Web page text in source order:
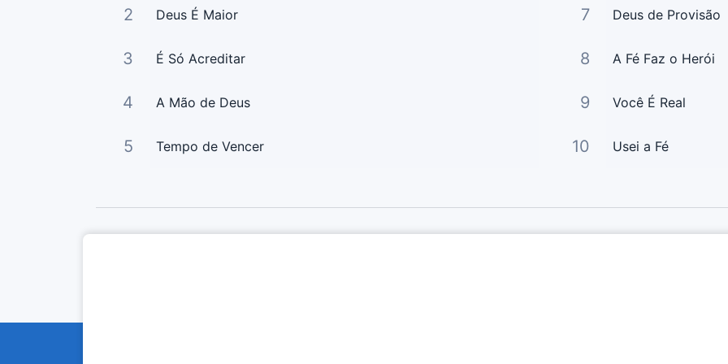
2 Deus É Maior
3 É Só Acreditar
4 A Mão de Deus
5 Tempo de Vencer
7 Deus de Provisão
8 A Fé Faz o Herói
9 Você É Real
10 Usei a Fé